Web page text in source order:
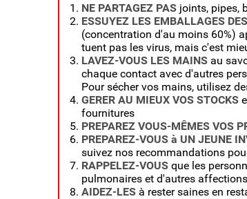
NE PARTAGEZ PAS joints, pipes,
ESSUYEZ LES EMBALLAGES
(concentration d'au moins 60%)
tuent pas les virus, mais c'est
LAVEZ-VOUS LES MAINS au
chaque contact avec d'autres
Pour sécher vos mains, utilisez
GERER AU MIEUX VOS STOCKS
fournitures
PREPAREZ VOUS-MÊMES VOS
PREPAREZ-VOUS à UN JEUNE
suivez nos recommandations
RAPPELEZ-VOUS que les
pulmonaires et d'autres
AIDEZ-LES à rester saines en